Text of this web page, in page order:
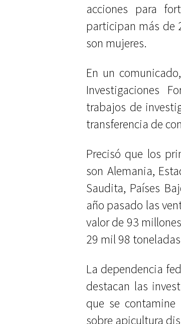
acciones para
participan más de
son mujeres.
En un
Investigaciones
trabajos de
transferencia de
Precisó que los
son Alemania,
Saudita, Países
año pasado las
valor de 93
29 mil 98
La dependencia
destacan las
que se
sobre apicultura